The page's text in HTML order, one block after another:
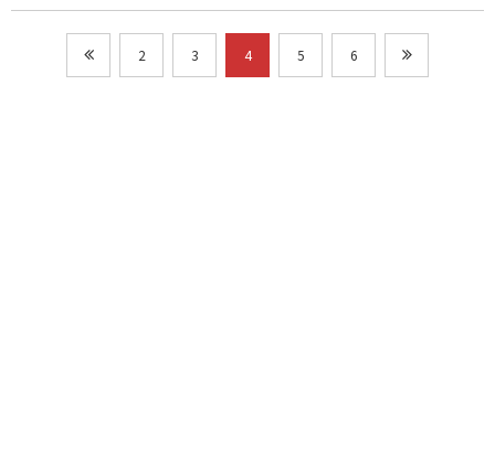
2 3 4 5 6